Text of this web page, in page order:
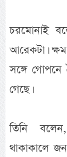
চরমোনাই
আরেকটা।
সঙ্গে
গেছে।
তিনি
থাকাকালে